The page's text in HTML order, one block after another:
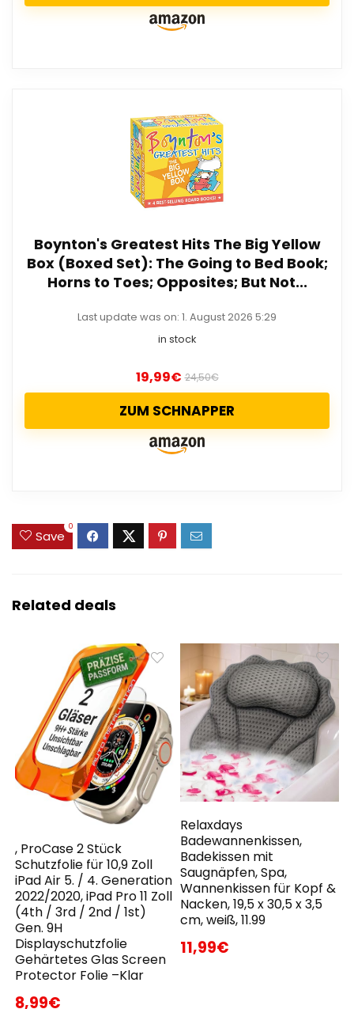
Boynton's Greatest Hits The Big Yellow
Box (Boxed Set): The Going to Bed Book;
Horns to Toes; Opposites; But Not...
Last update was on: 1. August 2026 5:29
in stock
19,99€ 24,50€
ZUM SCHNAPPER
Save
0
Related deals
, ProCase 2 Stück
Schutzfolie für 10,9 Zoll
iPad Air 5. / 4. Generation
2022/2020, iPad Pro 11 Zoll
(4th / 3rd / 2nd / 1st)
Gen. 9H
Displayschutzfolie
Gehärtetes Glas Screen
Protector Folie –Klar
8,99€
Relaxdays
Badewannenkissen,
Badekissen mit
Saugnäpfen, Spa,
Wannenkissen für Kopf &
Nacken, 19,5 x 30,5 x 3,5
cm, weiß, 11.99
11,99€